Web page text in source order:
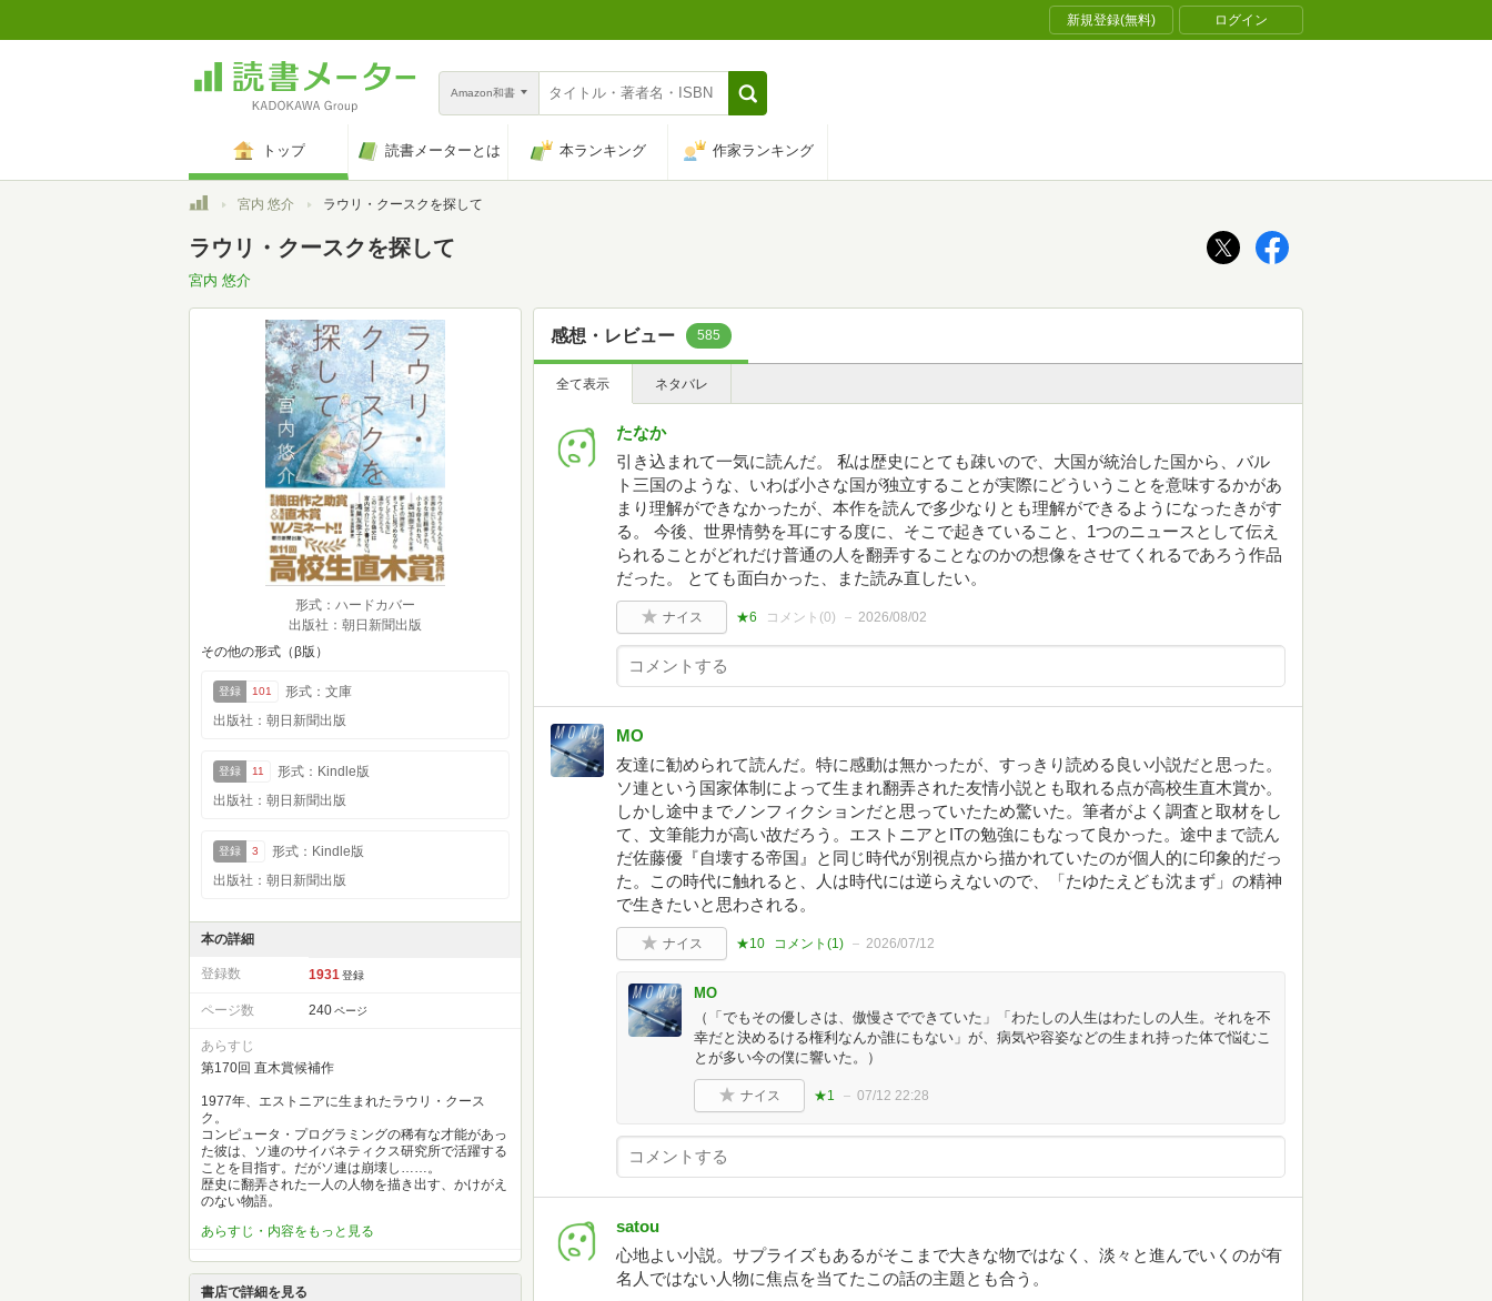
新規登録(無料) ログイン
Amazon和書
トップ 読書メーターとは 本ランキング 作家ランキング
トップ宮内 悠介 ラウリ・クースクを探して
ラウリ・クースクを探して
宮内 悠介
形式：ハードカバー
出版社：朝日新聞出版
その他の形式（β版）
登録 101
形式：文庫
出版社：朝日新聞出版
登録 11
形式：Kindle版
出版社：朝日新聞出版
登録 3
形式：Kindle版
出版社：朝日新聞出版
本の詳細
登録数 1931 登録
ページ数 240 ページ
あらすじ
第170回 直木賞候補作
1977年、エストニアに生まれたラウリ・クース
ク。
コンピュータ・プログラミングの稀有な才能があっ
た彼は、ソ連のサイバネティクス研究所で活躍する
ことを目指す。だがソ連は崩壊し……。
歴史に翻弄された一人の人物を描き出す、かけがえ
のない物語。
あらすじ・内容をもっと見る
書店で詳細を見る
感想・レビュー 585
全て表示 ネタバレ
たなか
引き込まれて一気に読んだ。 私は歴史にとても疎いので、大国が統治した国から、バル
ト三国のような、いわば小さな国が独立することが実際にどういうことを意味するかがあ
まり理解ができなかったが、本作を読んで多少なりとも理解ができるようになったきがす
る。 今後、世界情勢を耳にする度に、そこで起きていること、1つのニュースとして伝え
られることがどれだけ普通の人を翻弄することなのかの想像をさせてくれるであろう作品
だった。 とても面白かった、また読み直したい。
ナイス ★6 コメント(0) 2026/08/02
MO
友達に勧められて読んだ。特に感動は無かったが、すっきり読める良い小説だと思った。
ソ連という国家体制によって生まれ翻弄された友情小説とも取れる点が高校生直木賞か。
しかし途中までノンフィクションだと思っていたため驚いた。筆者がよく調査と取材をし
て、文筆能力が高い故だろう。エストニアとITの勉強にもなって良かった。途中まで読ん
だ佐藤優『自壊する帝国』と同じ時代が別視点から描かれていたのが個人的に印象的だっ
た。この時代に触れると、人は時代には逆らえないので、「たゆたえども沈まず」の精神
で生きたいと思わされる。
ナイス ★10 コメント(1) 2026/07/12
MO
（「でもその優しさは、傲慢さでできていた」「わたしの人生はわたしの人生。それを不
幸だと決めるける権利なんか誰にもない」が、病気や容姿などの生まれ持った体で悩むこ
とが多い今の僕に響いた。）
ナイス ★1 07/12 22:28
satou
心地よい小説。サプライズもあるがそこまで大きな物ではなく、淡々と進んでいくのが有
名人ではない人物に焦点を当てたこの話の主題とも合う。